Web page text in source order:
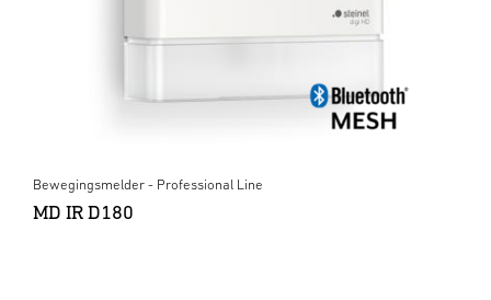
Bewegingsmelder - Professional Line
MD IR D180